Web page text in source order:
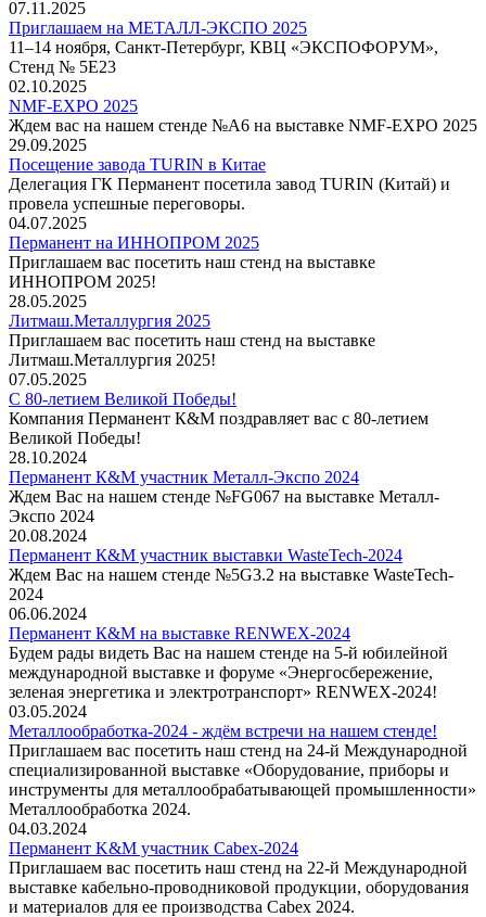
07.11.2025
Приглашаем на МЕТАЛЛ-ЭКСПО 2025
11–14 ноября, Санкт-Петербург, КВЦ «ЭКСПОФОРУМ»,
Стенд № 5Е23
02.10.2025
NMF-EXPO 2025
Ждем вас на нашем стенде №А6 на выставке NMF-EXPO 2025
29.09.2025
Посещение завода TURIN в Китае
Делегация ГК Перманент посетила завод TURIN (Китай) и
провела успешные переговоры.
04.07.2025
Перманент на ИННОПРОМ 2025
Приглашаем вас посетить наш стенд на выставке
ИННОПРОМ 2025!
28.05.2025
Литмаш.Металлургия 2025
Приглашаем вас посетить наш стенд на выставке
Литмаш.Металлургия 2025!
07.05.2025
С 80-летием Великой Победы!
Компания Перманент К&М поздравляет вас с 80-летием
Великой Победы!
28.10.2024
Перманент К&М участник Металл-Экспо 2024
Ждем Вас на нашем стенде №FG067 на выставке Металл-
Экспо 2024
20.08.2024
Перманент К&М участник выставки WasteTech-2024
Ждем Вас на нашем стенде №5G3.2 на выставке WasteTech-
2024
06.06.2024
Перманент К&М на выставке RENWEX-2024
Будем рады видеть Вас на нашем стенде на 5-й юбилейной
международной выставке и форуме «Энергосбережение,
зеленая энергетика и электротранспорт» RENWEX-2024!
03.05.2024
Металлообработка-2024 - ждём встречи на нашем стенде!
Приглашаем вас посетить наш стенд на 24-й Международной
специализированной выставке «Оборудование, приборы и
инструменты для металлообрабатывающей промышленности»
Металлообработка 2024.
04.03.2024
Перманент K&M участник Cabex-2024
Приглашаем вас посетить наш стенд на 22-й Международной
выставке кабельно-проводниковой продукции, оборудования
и материалов для ее производства Cabex 2024.